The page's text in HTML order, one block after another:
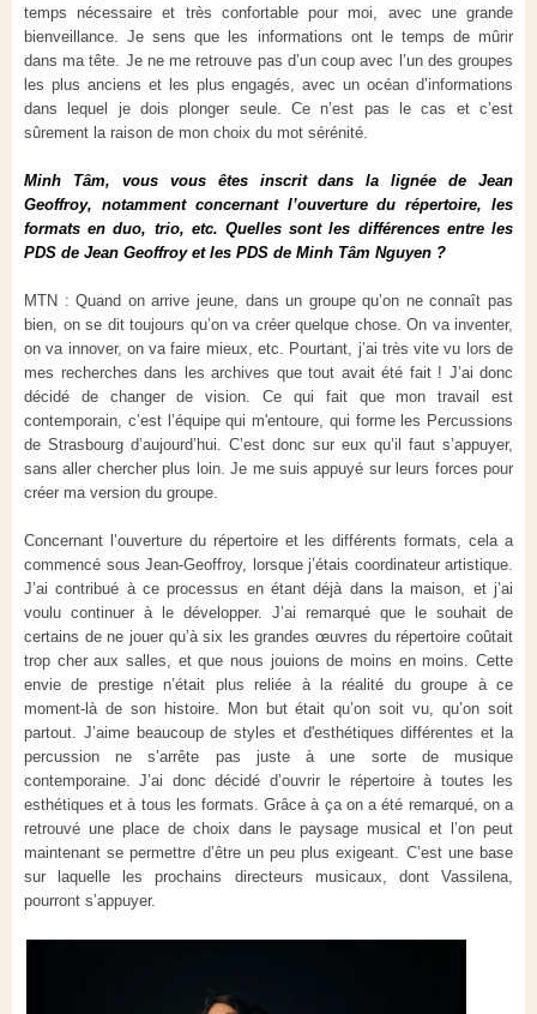
temps nécessaire et très confortable pour moi, avec une grande
bienveillance. Je sens que les informations ont le temps de mûrir
dans ma tête. Je ne me retrouve pas d’un coup avec l’un des groupes
les plus anciens et les plus engagés, avec un océan d’informations
dans lequel je dois plonger seule. Ce n’est pas le cas et c’est
sûrement la raison de mon choix du mot sérénité.
Minh Tâm, vous vous êtes inscrit dans la lignée de Jean
Geoffroy, notamment concernant l’ouverture du répertoire, les
formats en duo, trio, etc. Quelles sont les différences entre les
PDS de Jean Geoffroy et les PDS de Minh Tâm Nguyen ?
MTN : Quand on arrive jeune, dans un groupe qu’on ne connaît pas
bien, on se dit toujours qu’on va créer quelque chose. On va inventer,
on va innover, on va faire mieux, etc. Pourtant, j’ai très vite vu lors de
mes recherches dans les archives que tout avait été fait ! J’ai donc
décidé de changer de vision. Ce qui fait que mon travail est
contemporain, c’est l’équipe qui m'entoure, qui forme les Percussions
de Strasbourg d’aujourd’hui. C’est donc sur eux qu’il faut s’appuyer,
sans aller chercher plus loin. Je me suis appuyé sur leurs forces pour
créer ma version du groupe.
Concernant l’ouverture du répertoire et les différents formats, cela a
commencé sous Jean-Geoffroy, lorsque j’étais coordinateur artistique.
J’ai contribué à ce processus en étant déjà dans la maison, et j’ai
voulu continuer à le développer. J’ai remarqué que le souhait de
certains de ne jouer qu’à six les grandes œuvres du répertoire coûtait
trop cher aux salles, et que nous jouions de moins en moins. Cette
envie de prestige n’était plus reliée à la réalité du groupe à ce
moment-là de son histoire. Mon but était qu’on soit vu, qu’on soit
partout. J’aime beaucoup de styles et d'esthétiques différentes et la
percussion ne s’arrête pas juste à une sorte de musique
contemporaine. J’ai donc décidé d’ouvrir le répertoire à toutes les
esthétiques et à tous les formats. Grâce à ça on a été remarqué, on a
retrouvé une place de choix dans le paysage musical et l’on peut
maintenant se permettre d’être un peu plus exigeant. C’est une base
sur laquelle les prochains directeurs musicaux, dont Vassilena,
pourront s’appuyer.